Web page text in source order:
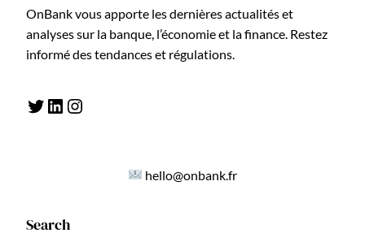
OnBank vous apporte les dernières actualités et
analyses sur la banque, l’économie et la finance. Restez
informé des tendances et régulations.
Twitter LinkedIn Instagram
hello@onbank.fr
Search